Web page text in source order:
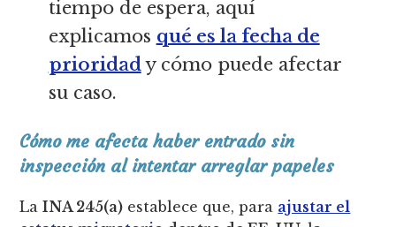
tiempo de espera, aquí
explicamos qué es la fecha de
prioridady cómo puede afectar
su caso.
Cómo me afecta haber entrado sin
inspección al intentar arreglar papeles
LaINA 245(a) establece que, para ajustar el